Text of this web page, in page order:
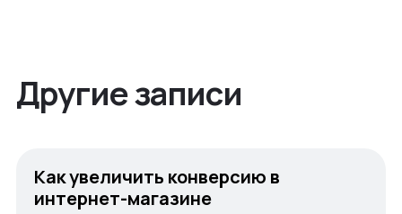
Другие записи
Как увеличить конверсию в
интернет-магазине